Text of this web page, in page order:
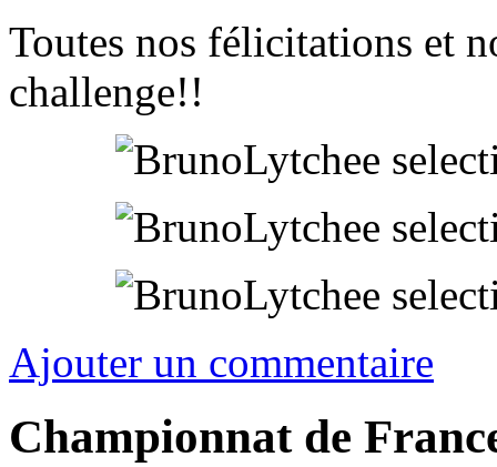
Toutes nos félicitations et
challenge!!
Ajouter un commentaire
Championnat de